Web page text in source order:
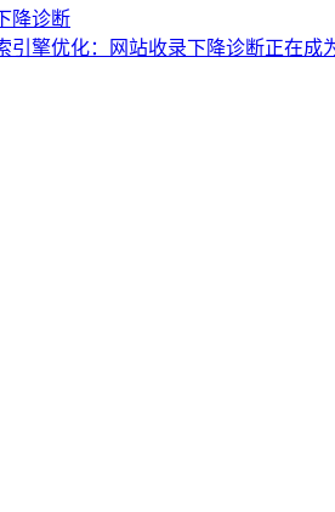
降诊断
引擎优化：网站收录下降诊断正在成